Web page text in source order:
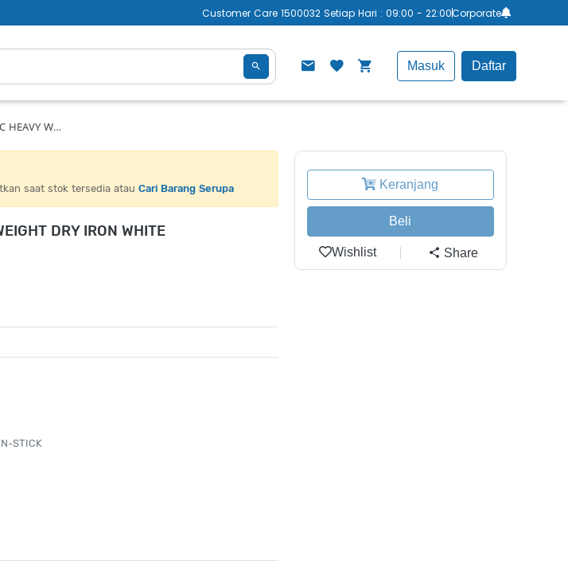
Customer Care 1500032 Setiap Hari : 09:00 - 22:00Corporate
Masuk Daftar
HEAVY W…
saat stok tersedia atauCari Barang Serupa
DRY IRON WHITE
STICK
Keranjang
Beli
Wishlist Share